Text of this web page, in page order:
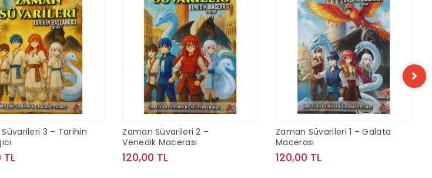
3 – Tarihin
TL
Zaman Süvarileri 2 –
Venedik Macerası
120,00 TL
Zaman Süvarileri 1 – Galata
Macerası
120,00 TL